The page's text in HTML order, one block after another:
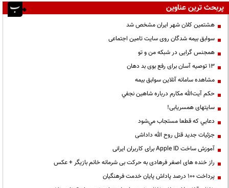
پربحث ترین عناوین
هشتمین کلان شهر ایران مشخص شد
سوابق بیمه شدگان روی سایت تامین اجتماعی
همجنس گرایی در شبکه من و تو
13 توصیه آسان برای رفع بوی بد دهان
مشاهده سامانه آنلاين سوابق بیمه
حكم آيت‌الله مكارم درباره شاهين نجفي
سایتهای همسریابی!
دعايي كه قطعا مستجاب مي‌شود
جزئیات جدید قتل روح الله داداشی
آموزش ساخت Apple ID برای کاربران ایرانی
راز خنده های اصغر فرهادی به حرکت بی شرمانه خانم بازیگر + عکس
پرداخت ۱۰۰ درصد پاداش پایان خدمت فرهنگیان